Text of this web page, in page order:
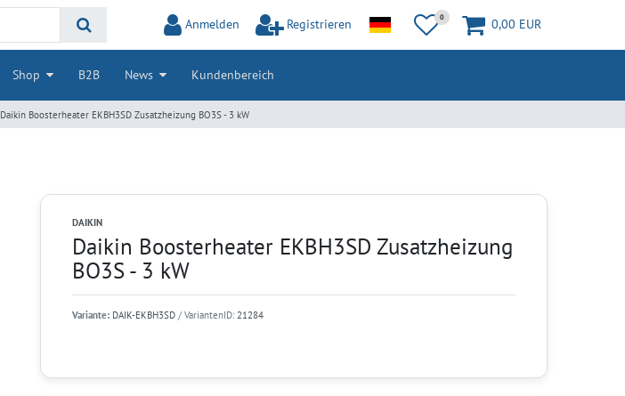
Anmelden Registrieren 0 0,00 EUR
Shop B2B News Kundenbereich
Daikin Boosterheater EKBH3SD Zusatzheizung BO3S - 3 kW
DAIKIN
Daikin Boosterheater EKBH3SD Zusatzheizung
BO3S - 3 kW
Variante: DAIK-EKBH3SD / VariantenID: 21284